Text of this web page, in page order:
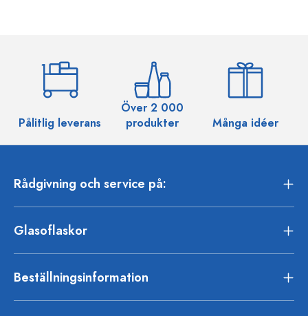
Pålitlig leverans
Över 2 000
produkter
Många idéer
Rådgivning och service på:
Glasoflaskor
Beställningsinformation